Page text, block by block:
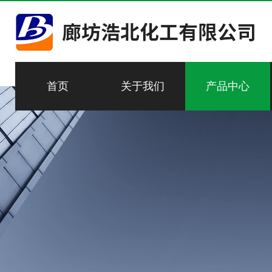
首页 关于我们 产品中心